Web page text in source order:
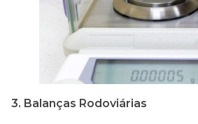
3. Balanças Rodoviárias